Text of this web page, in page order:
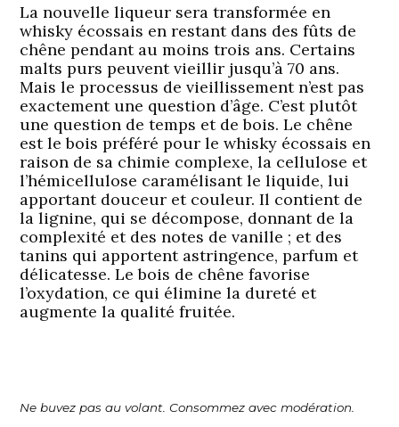
La nouvelle liqueur sera transformée en
whisky écossais en restant dans des fûts de
chêne pendant au moins trois ans. Certains
malts purs peuvent vieillir jusqu’à 70 ans.
Mais le processus de vieillissement n’est pas
exactement une question d’âge. C’est plutôt
une question de temps et de bois. Le chêne
est le bois préféré pour le whisky écossais en
raison de sa chimie complexe, la cellulose et
l’hémicellulose caramélisant le liquide, lui
apportant douceur et couleur. Il contient de
la lignine, qui se décompose, donnant de la
complexité et des notes de vanille ; et des
tanins qui apportent astringence, parfum et
délicatesse. Le bois de chêne favorise
l’oxydation, ce qui élimine la dureté et
augmente la qualité fruitée.
Ne buvez pas au volant. Consommez avec modération.